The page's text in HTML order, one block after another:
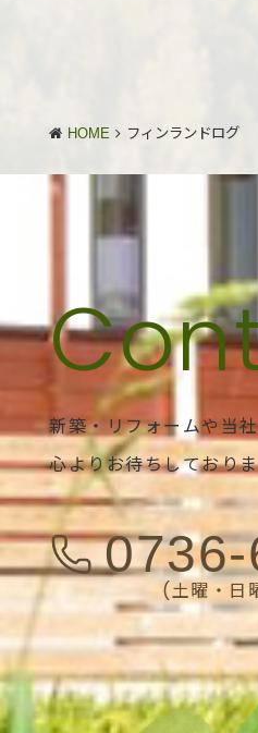
HOME フィンランドログ
新築・リフォームや当
心よりお待ちしており
(土曜・日